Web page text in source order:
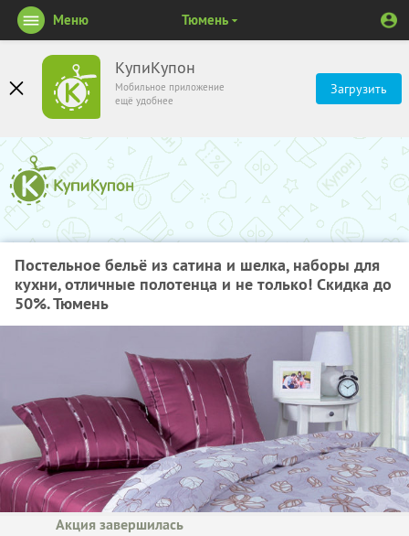
КупиКупон
Мобильное приложение
ещё удобнее
Загрузить
Меню Тюмень
Постельное бельё из сатина и шелка, наборы для
кухни, отличные полотенца и не только! Скидка до
50%. Тюмень
Акция завершилась